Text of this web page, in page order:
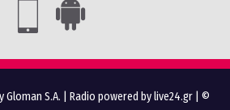
Gloman S.A. Radio powered by live24.gr | ©